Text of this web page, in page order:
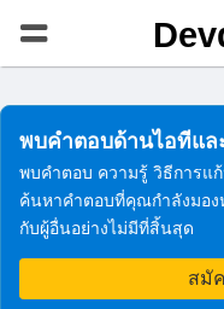
พบคำตอบด้านไอทีแล
พบคำตอบ ความรู้ วิธีการแ
ค้นหาคำตอบที่คุณกำลังมอง
กับผู้อื่นอย่างไม่มีที่สิ้นสุด
สมั